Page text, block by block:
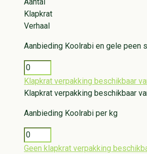
Aantal
Klapkrat
Verhaal
Aanbieding Koolrabi en gele peen
Klapkrat verpakking beschikbaar
Klapkrat verpakking beschikbaar
Aanbieding Koolrabi per kg
Geen klapkrat verpakking